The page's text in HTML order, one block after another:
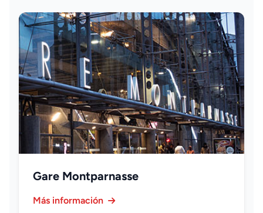
Gare Montparnasse
Más información